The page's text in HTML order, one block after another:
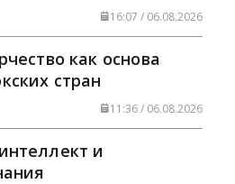
16:07 / 06.08.2026
как основа
стран
11:36 / 06.08.2026
и